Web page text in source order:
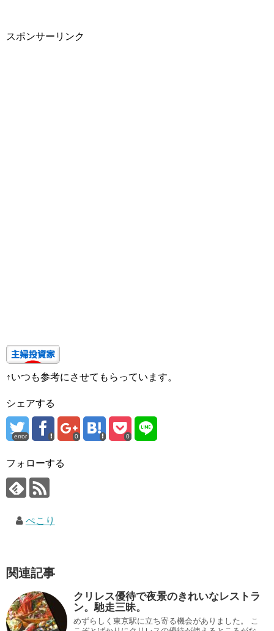
スポンサーリンク
↑いつも参考にさせてもらっています。
シェアする
error 0 0
フォローする
ぺこり
関連記事
クリレス優待で夜景のきれいなレストラ
ン。馳走三昧。
めずらしく東京駅に立ち寄る機会がありました。 こ